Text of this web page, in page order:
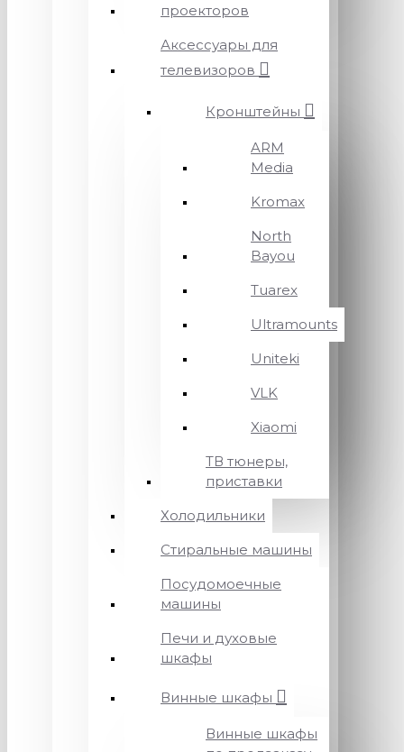
проекторов
Аксессуары для
телевизоров
Кронштейны
ARM
Media
Kromax
North
Bayou
Tuarex
Ultramounts
Uniteki
VLK
Xiaomi
ТВ тюнеры,
приставки
Холодильники
Стиральные машины
Посудомоечные
машины
Печи и духовые
шкафы
Винные шкафы
Винные шкафы